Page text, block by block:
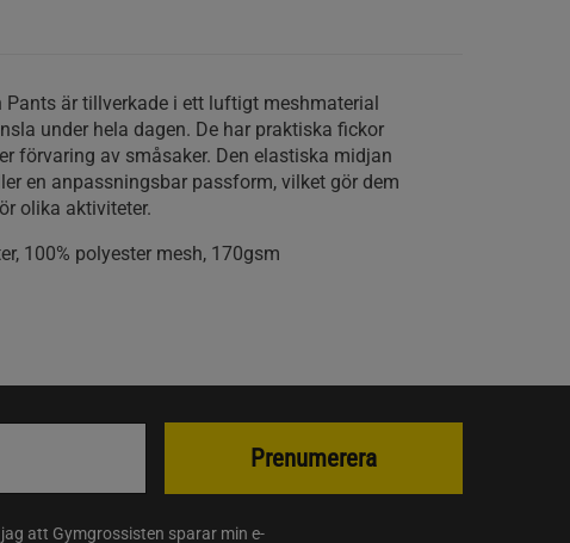
Pants är tillverkade i ett luftigt meshmaterial
under hela dagen. De har praktiska fickor
förvaring av småsaker. Den elastiska midjan
en anpassningsbar passform, vilket gör dem
olika aktiviteter.
100% polyester mesh, 170gsm
att Gymgrossisten sparar min e-
Prenumerera